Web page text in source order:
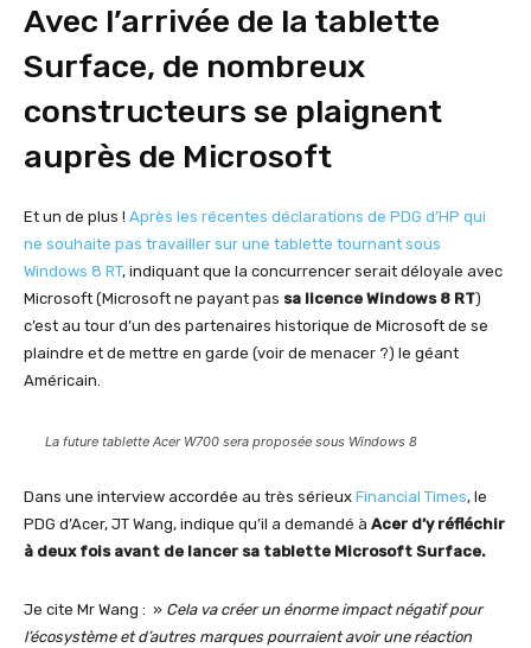
Avec l’arrivée de la tablette
Surface, de nombreux
constructeurs se plaignent
auprès de Microsoft
Et un de plus ! Après les récentes déclarations de PDG d’HP qui
ne souhaite pas travailler sur une tablette tournant sous
Windows 8 RT, indiquant que la concurrencer serait déloyale avec
Microsoft (Microsoft ne payant pas sa licence Windows 8 RT)
c’est au tour d’un des partenaires historique de Microsoft de se
plaindre et de mettre en garde (voir de menacer ?) le géant
Américain.
La future tablette Acer W700 sera proposée sous Windows 8
Dans une interview accordée au très sérieux Financial Times, le
PDG d’Acer, JT Wang, indique qu’il a demandé à Acer d’y réfléchir
à deux fois avant de lancer sa tablette Microsoft Surface.
Je cite Mr Wang : » Cela va créer un énorme impact négatif pour
l’écosystème et d’autres marques pourraient avoir une réaction